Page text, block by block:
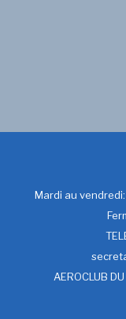
Mardi au
AEROCLUB